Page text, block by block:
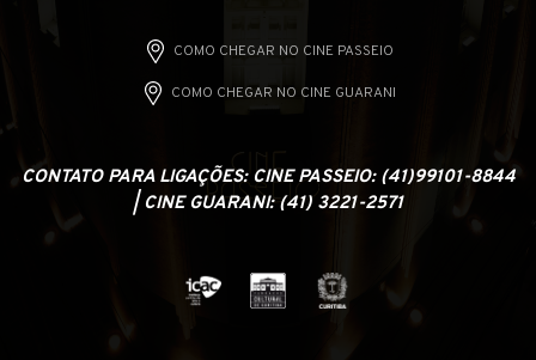
COMO CHEGAR NO CINE PASSEIO
COMO CHEGAR NO CINE GUARANI
CONTATO PARA LIGAÇÕES: CINE PASSEIO: (41)99101-8844
| CINE GUARANI: (41) 3221-2571